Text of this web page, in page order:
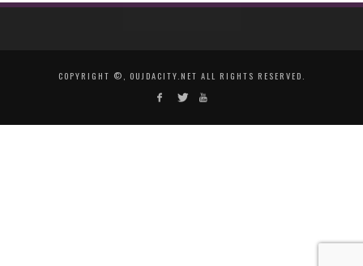
COPYRIGHT ©, OUJDACITY.NET ALL RIGHTS RESERVED.